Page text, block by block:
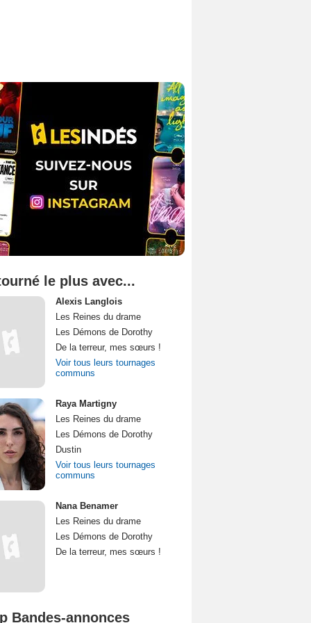
le plus avec...
Alexis Langlois
Les Reines du drame
Les Démons de Dorothy
De la terreur, mes sœurs !
Voir tous leurs tournages
communs
Raya Martigny
Les Reines du drame
Les Démons de Dorothy
Dustin
Voir tous leurs tournages
communs
Nana Benamer
Les Reines du drame
Les Démons de Dorothy
De la terreur, mes sœurs !
Bandes-annonces